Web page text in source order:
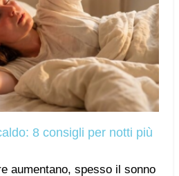
8 consigli per notti più
aumentano, spesso il sonno